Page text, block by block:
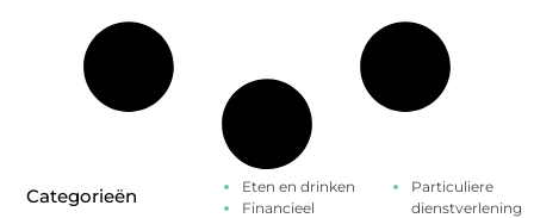
Categorieën
Eten en drinken
Financieel
Particuliere
dienstverlening